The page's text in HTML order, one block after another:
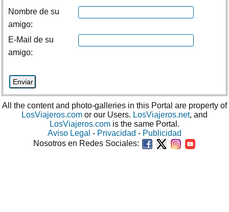
Nombre de su
amigo:
E-Mail de su
amigo:
All the content and photo-galleries in this Portal are property of
LosViajeros.com or our Users. LosViajeros.net, and
LosViajeros.com is the same Portal.
Aviso Legal - Privacidad - Publicidad
Nosotros en Redes Sociales: